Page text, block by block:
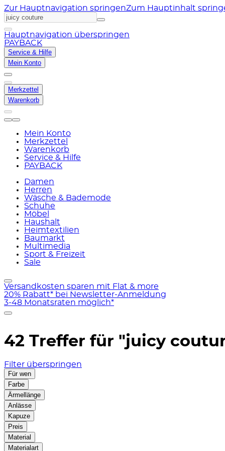
Zur Hauptnavigation springenZum Hauptinhalt
Hauptnavigation überspringen
PAYBACK
Service & Hilfe
Mein Konto
Merkzettel
Warenkorb
Mein Konto
Merkzettel
Warenkorb
Service & Hilfe
PAYBACK
Damen
Herren
Wäsche & Bademode
Schuhe
Möbel
Haushalt
Heimtextilien
Baumarkt
Multimedia
Sport & Freizeit
Sale
Versandkosten sparen mit Flat & more
20% Rabatt* bei Newsletter-Anmeldung
3-48 Monatsraten möglich*
42 Treffer für "juicy
Filter überspringen
Für wen
Farbe
Ärmellänge
Anlässe
Kapuze
Preis
Material
Materialart